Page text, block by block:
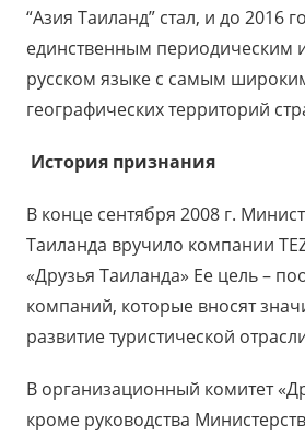
“Азия Таиланд” стал, и до 2016
единственным периодическим
русском языке с самым
географических территорий
История признания
В конце сентября 2008 г.
Таиланда вручило компании
«Друзья Таиланда» Ее цель –
компаний, которые вносят
развитие туристической
В организационный комитет
кроме руководства